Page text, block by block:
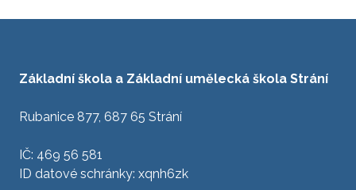
Základní škola a Základní umělecká škola Strání
Rubanice 877, 687 65 Strání
IČ: 469 56 581
ID datové schránky: xqnh6zk